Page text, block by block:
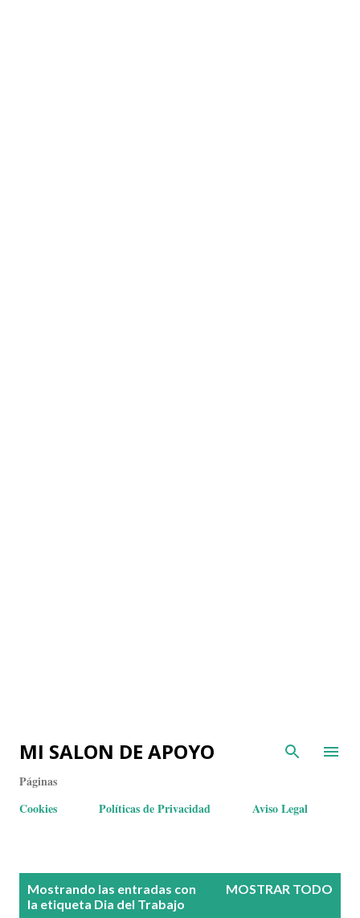
MI SALON DE APOYO
Páginas
Cookies
Políticas de Privacidad Aviso Legal
Mostrando las entradas con
la etiqueta Dia del Trabajo
MOSTRAR TODO